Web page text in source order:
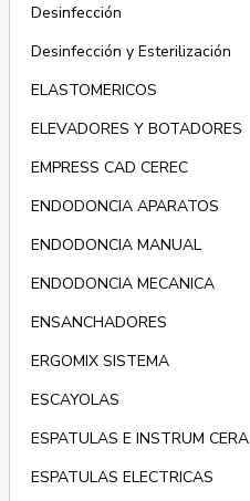
Desinfección
Desinfección y Esterilización
ELASTOMERICOS
ELEVADORES Y BOTADORES
EMPRESS CAD CEREC
ENDODONCIA APARATOS
ENDODONCIA MANUAL
ENDODONCIA MECANICA
ENSANCHADORES
ERGOMIX SISTEMA
ESCAYOLAS
ESPATULAS E INSTRUM CERA
ESPATULAS ELECTRICAS